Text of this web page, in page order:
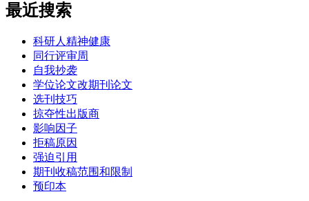
最近搜索
科研人精神健康
同行评审周
自我抄袭
学位论文改期刊论文
选刊技巧
掠夺性出版商
影响因子
拒稿原因
强迫引用
期刊收稿范围和限制
预印本